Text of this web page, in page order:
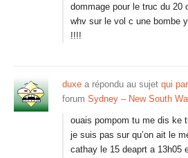
dommage pour le truc du 20
whv sur le vol c une bombe
!!!!
duxe a répondu au sujet qui
forum Sydney – New South
ouais pompom tu me dis ke
je suis pas sur qu’on ait le
cathay le 15 deaprt a 13h05